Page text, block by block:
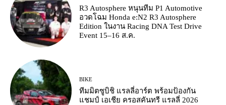
R3 Autosphere หนุนทีม P1 Automotive
อวดโฉม Honda e:N2 R3 Autosphere
Edition ในงาน Racing DNA Test Drive
Event 15–16 ส.ค.
BIKE
ทีมมิตซูบิชิ แรลลี่อาร์ต พร้อมป้องกัน
แชมป์ เอเชีย ครอสคันทรี แรลลี่ 2026